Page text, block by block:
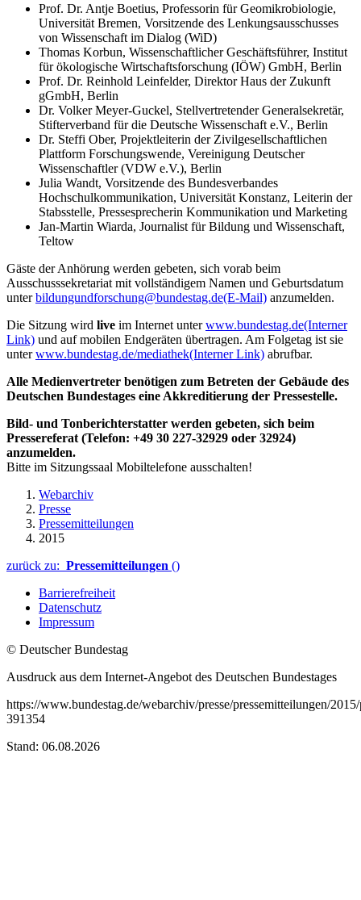
Prof. Dr. Antje Boetius, Professorin für Geomikrobiologie,
Universität Bremen, Vorsitzende des Lenkungsausschusses
von Wissenschaft im Dialog (WiD)
Thomas Korbun, Wissenschaftlicher Geschäftsführer, Institut
für ökologische Wirtschaftsforschung (IÖW) GmbH, Berlin
Prof. Dr. Reinhold Leinfelder, Direktor Haus der Zukunft
gGmbH, Berlin
Dr. Volker Meyer-Guckel, Stellvertretender Generalsekretär,
Stifterverband für die Deutsche Wissenschaft e.V., Berlin
Dr. Steffi Ober, Projektleiterin der Zivilgesellschaftlichen
Plattform Forschungswende, Vereinigung Deutscher
Wissenschaftler (VDW e.V.), Berlin
Julia Wandt, Vorsitzende des Bundesverbandes
Hochschulkommunikation, Universität Konstanz, Leiterin der
Stabsstelle, Pressesprecherin Kommunikation und Marketing
Jan-Martin Wiarda, Journalist für Bildung und Wissenschaft,
Teltow
Gäste der Anhörung werden gebeten, sich vorab beim
Ausschusssekretariat mit vollständigem Namen und Geburtsdatum
unterbildungundforschung@bundestag.de(E-Mail) anzumelden.
Die Sitzung wird live im Internet unterwww.bundestag.de(Interner
Link) und auf mobilen Endgeräten übertragen. Am Folgetag ist sie
unterwww.bundestag.de/mediathek(Interner Link) abrufbar.
Alle Medienvertreter benötigen zum Betreten der Gebäude des
Deutschen Bundestages eine Akkreditierung der Pressestelle.
Bild- und Tonberichterstatter werden gebeten, sich beim
Pressereferat (Telefon: +49 30 227-32929 oder 32924)
anzumelden.
Bitte im Sitzungssaal Mobiltelefone ausschalten!
Webarchiv
Presse
Pressemitteilungen
2015
zurück zu: Pressemitteilungen ()
Barrierefreiheit
Datenschutz
Impressum
© Deutscher Bundestag
Ausdruck aus dem Internet-Angebot des Deutschen Bundestages
https://www.bundestag.de/webarchiv/presse/pressemitteilungen/
391354
Stand: 06.08.2026